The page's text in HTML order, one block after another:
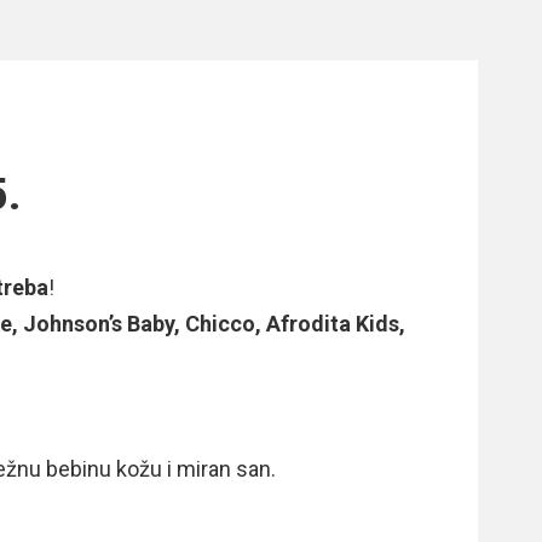
!
Johnson’s Baby, Chicco, Afrodita Kids,
bebinu kožu i miran san.